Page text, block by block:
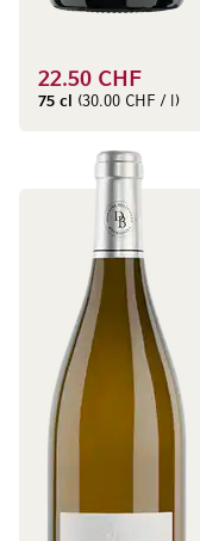
22.50 CHF
75 cl (30.00 CHF / l)